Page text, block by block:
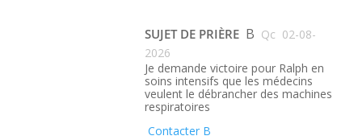
SUJET DE PRIÈRE B Qc 02-08-
2026
Je demande victoire pour Ralph en
soins intensifs que les médecins
veulent le débrancher des machines
respiratoires
Contacter B